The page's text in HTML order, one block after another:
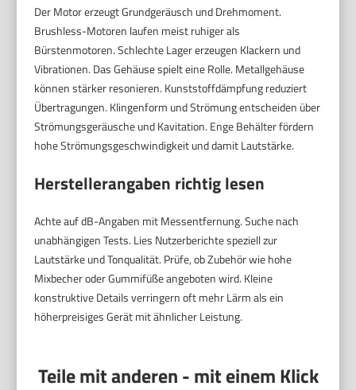
Der Motor erzeugt Grundgeräusch und Drehmoment.
Brushless-Motoren laufen meist ruhiger als
Bürstenmotoren. Schlechte Lager erzeugen Klackern und
Vibrationen. Das Gehäuse spielt eine Rolle. Metallgehäuse
können stärker resonieren. Kunststoffdämpfung reduziert
Übertragungen. Klingenform und Strömung entscheiden über
Strömungsgeräusche und Kavitation. Enge Behälter fördern
hohe Strömungsgeschwindigkeit und damit Lautstärke.
Herstellerangaben richtig lesen
Achte auf dB-Angaben mit Messentfernung. Suche nach
unabhängigen Tests. Lies Nutzerberichte speziell zur
Lautstärke und Tonqualität. Prüfe, ob Zubehör wie hohe
Mixbecher oder Gummifüße angeboten wird. Kleine
konstruktive Details verringern oft mehr Lärm als ein
höherpreisiges Gerät mit ähnlicher Leistung.